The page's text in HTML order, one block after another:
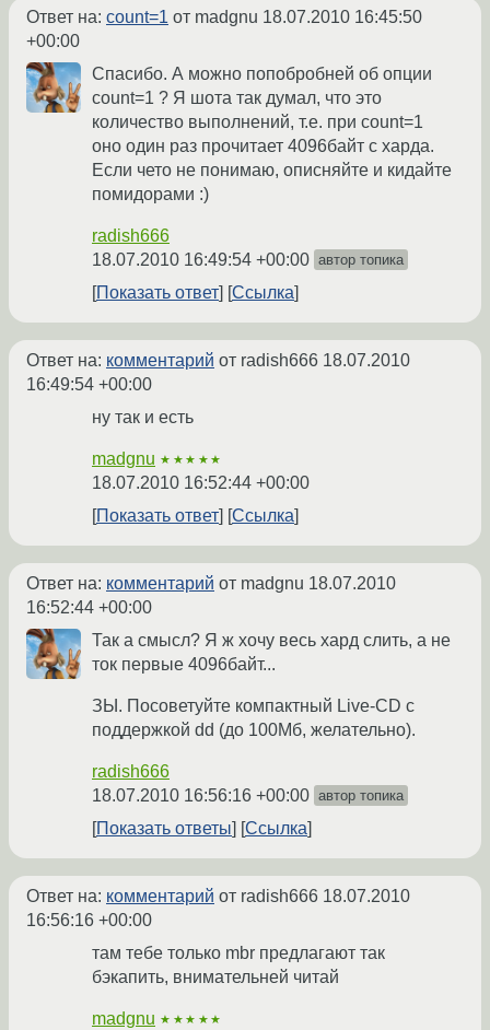
Ответ на: count=1 от madgnu 18.07.2010 16:45:50
+00:00
Спасибо. А можно попобробней об опции
count=1 ? Я шота так думал, что это
количество выполнений, т.е. при count=1
оно один раз прочитает 4096байт с харда.
Если чето не понимаю, описняйте и кидайте
помидорами :)
radish666
18.07.2010 16:49:54 +00:00 автор топика
Показать ответ Ссылка
Ответ на: комментарий от radish666 18.07.2010
16:49:54 +00:00
ну так и есть
madgnu ★★★★★
18.07.2010 16:52:44 +00:00
Показать ответ
Ссылка
Ответ на: комментарий от madgnu 18.07.2010
16:52:44 +00:00
Так а смысл? Я ж хочу весь хард слить, а не
ток первые 4096байт...
ЗЫ. Посоветуйте компактный Live-CD с
поддержкой dd (до 100Мб, желательно).
radish666
18.07.2010 16:56:16 +00:00 автор топика
Показать ответы Ссылка
Ответ на: комментарий от radish666 18.07.2010
16:56:16 +00:00
там тебе только mbr предлагают так
бэкапить, внимательней читай
madgnu ★★★★★